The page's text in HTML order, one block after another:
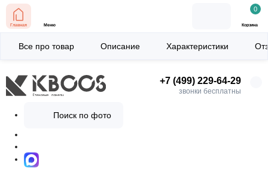
+7 (499) 229-64-29
звонки бесплатны
Поиск по фото
Главная Меню
0
Корзина
Все про товар Описание Характеристики